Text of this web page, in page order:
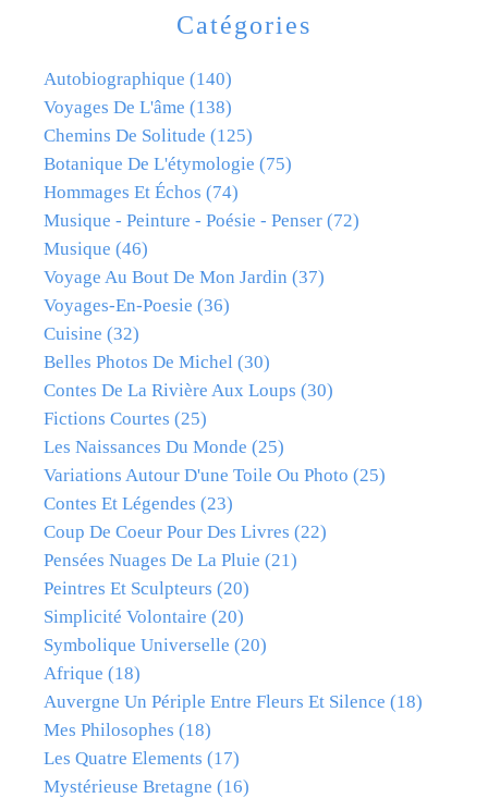
Catégories
Autobiographique (140)
Voyages De L'âme (138)
Chemins De Solitude (125)
Botanique De L'étymologie (75)
Hommages Et Échos (74)
Musique - Peinture - Poésie - Penser (72)
Musique (46)
Voyage Au Bout De Mon Jardin (37)
Voyages-En-Poesie (36)
Cuisine (32)
Belles Photos De Michel (30)
Contes De La Rivière Aux Loups (30)
Fictions Courtes (25)
Les Naissances Du Monde (25)
Variations Autour D'une Toile Ou Photo (25)
Contes Et Légendes (23)
Coup De Coeur Pour Des Livres (22)
Pensées Nuages De La Pluie (21)
Peintres Et Sculpteurs (20)
Simplicité Volontaire (20)
Symbolique Universelle (20)
Afrique (18)
Auvergne Un Périple Entre Fleurs Et Silence (18)
Mes Philosophes (18)
Les Quatre Elements (17)
Mystérieuse Bretagne (16)